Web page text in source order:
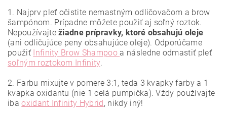
1. Najprv pleť očistite nemastným odličovačom a brow
šampónom. Prípadne môžete použiť aj soľný roztok.
Nepoužívajtežiadne prípravky, ktoré obsahujú oleje
(ani odličujúce peny obsahujúce oleje). Odporúčame
použiť Infinity Brow Shampooa následne odmastiť pleť
soľným roztokom Infinity.
2. Farbu mixujte v pomere 3:1, teda 3 kvapky farby a 1
kvapka oxidantu (nie 1 celá pumpička). Vždy používajte
ibaoxidant Infinity Hybrid, nikdy iný!